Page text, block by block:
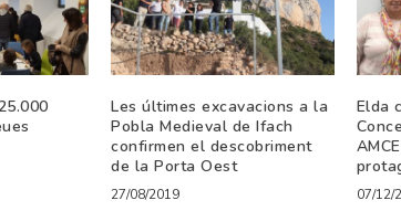
Les últimes excavacions a la
Pobla Medieval de Ifach
confirmen el descobriment
de la Porta Oest
27/08/2019
Elda
07/12/